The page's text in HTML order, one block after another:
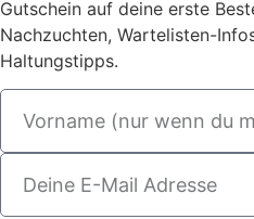
Gutschein auf deine erste
Nachzuchten, Wartelisten-
Haltungstipps.